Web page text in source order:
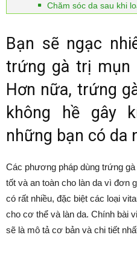
Chăm sóc da sau khi
Bạn sẽ ngạc
trứng gà trị mụn
Hơn nữa, trứng
không hề gây
những bạn có da
Các phương pháp dùng trứng
tốt và an toàn cho làn da vì đơn
có rất nhiều, đặc biệt các loại
cho cơ thể và làn da. Chính bài
sẽ là mô tả cơ bản và chi tiết